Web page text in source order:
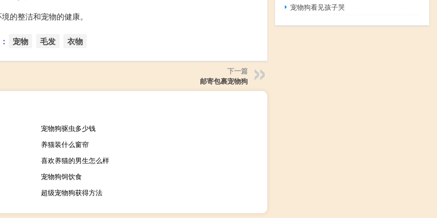
的整洁和宠物的健康。
宠物 毛发 衣物
下一篇
邮寄包裹宠物狗
宠物狗驱虫多少钱
养猫装什么窗帘
喜欢养猫的男生怎么样
宠物狗饲饮食
超级宠物狗获得方法
宠物狗看见孩子哭